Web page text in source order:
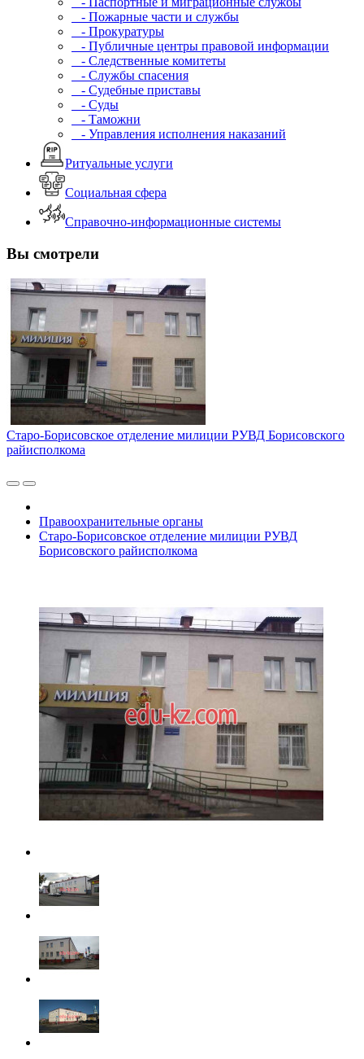
- Пожарные части и службы
- Прокуратуры
- Публичные центры правовой информации
- Следственные комитеты
- Службы спасения
- Судебные приставы
- Суды
- Таможни
- Управления исполнения наказаний
Ритуальные услуги
Социальная сфера
Справочно-информационные системы
Вы смотрели
Старо-Борисовское отделение милиции РУВД Борисовского
райисполкома
Правоохранительные органы
Старо-Борисовское отделение милиции РУВД
Борисовского райисполкома